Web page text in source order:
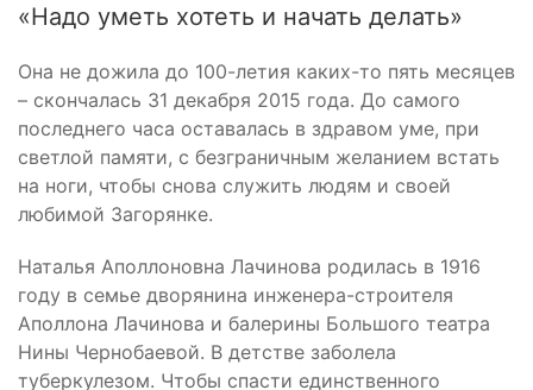
«Надо уметь хотеть и начать делать»
Она не дожила до 100-летия каких-то пять месяцев
– скончалась 31 декабря 2015 года. До самого
последнего часа оставалась в здравом уме, при
светлой памяти, с безграничным желанием встать
на ноги, чтобы снова служить людям и своей
любимой Загорянке.
Наталья Аполлоновна Лачинова родилась в 1916
году в семье дворянина инженера-строителя
Аполлона Лачинова и балерины Большого театра
Нины Чернобаевой. В детстве заболела
туберкулезом. Чтобы спасти единственного